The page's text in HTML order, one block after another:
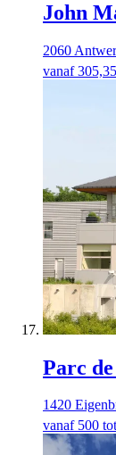
John
2060
vanaf 305,35
Parc
1420
vanaf 500 tot